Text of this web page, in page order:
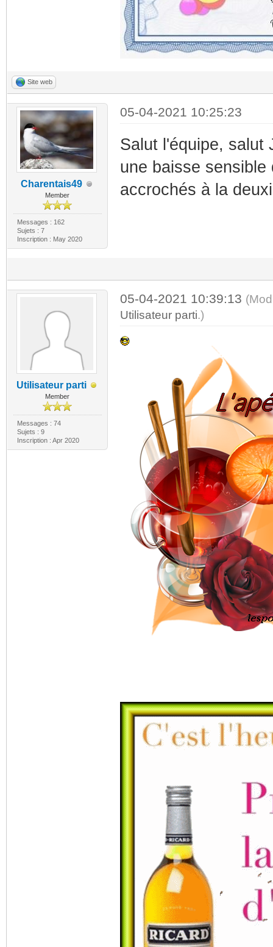
Site web
Charentais49
Member
Messages : 162
Sujets : 7
Inscription : May 2020
05-04-2021 10:25:23
Salut l'équipe, salut
une baisse
accrochés à la
Utilisateur parti
Member
Messages : 74
Sujets : 9
Inscription : Apr 2020
05-04-2021 10:39:13
Utilisateur parti.)